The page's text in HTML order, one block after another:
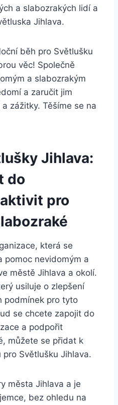
a slabozrakých lidí a
Jihlava.
běh pro Světlušku
věc! Společně
a slabozrakým
a zaručit jim
zážitky. ⁣Těšíme se na
Jihlava:
do
pro
‍která ‌se
‍pomoc nevidomým ‌a
městě‍ Jihlava a okolí.
usiluje o zlepšení‌
podmínek pro tyto
se chcete zapojit do
a podpořit
můžete se přidat k​
Světlušku Jihlava.
města Jihlava a je
⁣bez ohledu na